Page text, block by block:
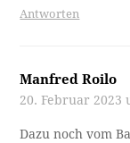
Antworten
Manfred Roilo
20. Februar 2023
Dazu noch vom